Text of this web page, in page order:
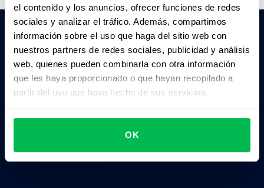
el contenido y los anuncios, ofrecer funciones de redes
sociales y analizar el tráfico. Además, compartimos
información sobre el uso que haga del sitio web con
nuestros partners de redes sociales, publicidad y análisis
web, quienes pueden combinarla con otra información
que les haya proporcionado o que hayan recopilado a
partir del uso que haya hecho de sus servicios.
OK
Pedile a la IA un resumen de PeopleForce:
ChatGPT
Claude Perplexity